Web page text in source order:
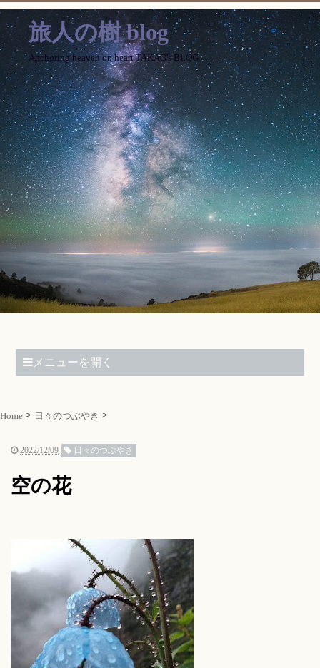
旅人の樹 blog
Anchoring heaven on heart TAKAO's BLOG
メニューを開く
Home 日々のつぶやき
2022/12/09 日々のつぶやき
空の花